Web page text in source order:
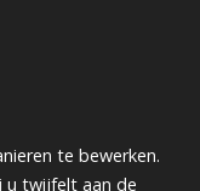
te bewerken.
u twijfelt aan de